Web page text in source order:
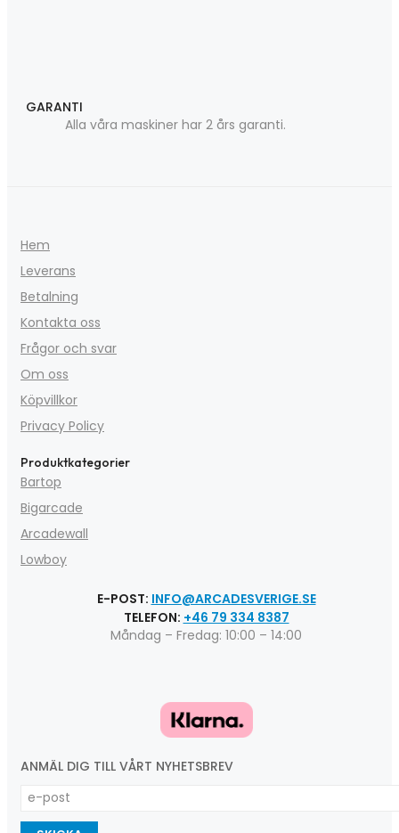
GARANTI
Alla våra maskiner har 2 års garanti.
Hem
Leverans
Betalning
Kontakta oss
Frågor och svar
Om oss
Köpvillkor
Privacy Policy
Produktkategorier
Bartop
Bigarcade
Arcadewall
Lowboy
E-POST: INFO@ARCADESVERIGE.SE
TELEFON: +46 79 334 8387
Måndag – Fredag: 10:00 – 14:00
ANMÄL DIG TILL VÅRT NYHETSBREV